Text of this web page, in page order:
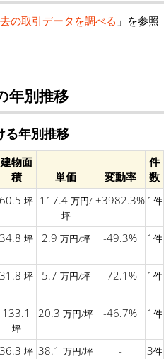
の取引データを調べる 」を参照
年別推移
る年別推移
建物面
積
単価 変動率
件
数
60.5 坪 117.4 万円/
坪
+3982.3% 1 件
34.8 坪 2.9 万円/坪 -49.3% 1 件
31.8 坪 5.7 万円/坪 -72.1% 1 件
133.1
坪
20.3 万円/坪 -46.7% 1 件
36.3 坪 38.1 万円/坪 - 3件